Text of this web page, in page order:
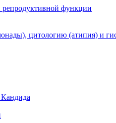
функции
цитологию (атипия) и